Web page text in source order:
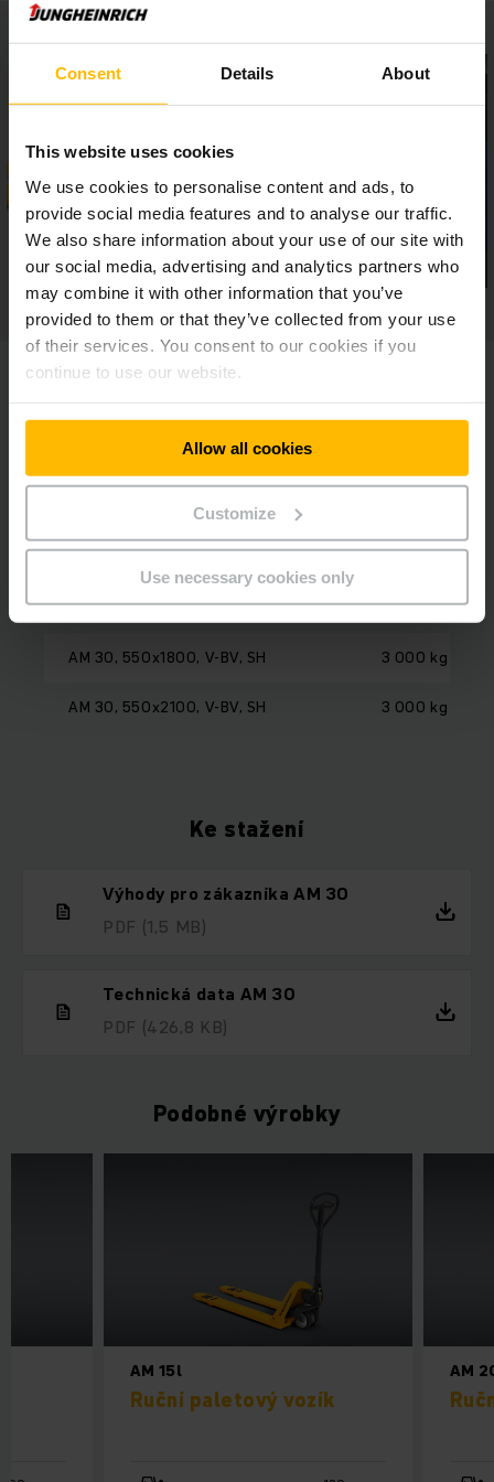
Consent Details About
This website uses cookies
We use cookies to personalise content and ads, to
provide social media features and to analyse our traffic.
We also share information about your use of our site with
our social media, advertising and analytics partners who
may combine it with other information that you’ve
provided to them or that they’ve collected from your use
of their services. You consent to our cookies if you
continue to use our website.
Allow all cookies
Customize
Use necessary cookies only
Přehled modelů
AM 30, 550x1220, V-BV, SH 3 000 kg
AM 30, 550x1600, V-BV, SH 3 000 kg
AM 30, 550x1800, V-BV, SH 3 000 kg
AM 30, 550x2100, V-BV, SH 3 000 kg
Ke stažení
Výhody pro zákazníka AM 30
PDF (1,5 MB)
Technická data AM 30
PDF (426,8 KB)
Podobné výrobky
AM 15l
Ruční paletový vozík
AM